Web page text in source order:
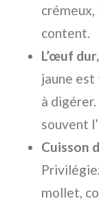
crémeux,
content.
L’œuf
jaune
à
souvent
Cuisson
mollet,